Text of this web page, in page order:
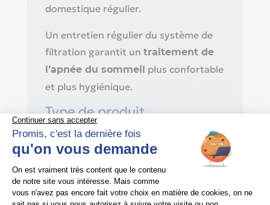
domestique régulier.
Un entretien régulier du système de
filtration garantit un traitement de
l’apnée du sommeil plus confortable
et plus hygiénique.
Type de produit
Filtre fin de remplacement pour
appareil CPAP.
Compatibilité
Compatible avec tous les modèles